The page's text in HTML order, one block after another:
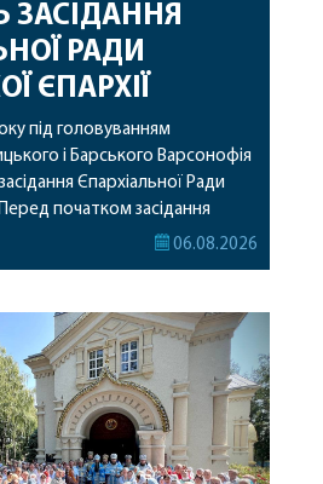
ЗАСІДАННЯ
РАДИ
ЄПАРХІЇ
під головуванням
і Барського Варсонофія
Єпархіальної Ради
Перед початком засідання
Ради від імені членів Ради
здоров’я, Божої
радості та
у подальшому
[…]
06.08.2026